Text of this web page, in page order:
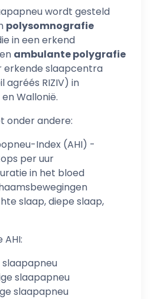
wordt gesteld
polysomnografie
in een erkend
ambulante polygrafie
erkende slaapcentra
agréés RIZIV) in
Wallonië.
onder andere:
Index (AHI) -
per uur
in het bloed
slaap, diepe slaap,
slaapapneu
slaapapneu
slaapapneu